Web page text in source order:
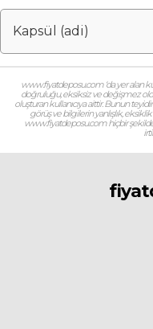
Kapsül (adi)
www.fiyatdeposu.com ‘da yer alan
doğruluğu, eksiksiz ve değişmez
oluşturan kullanıcıya aittir. Bunun
görüş ve bilgilerin yanlışlık,
www.fiyatdeposu.com hiçbir şekilde